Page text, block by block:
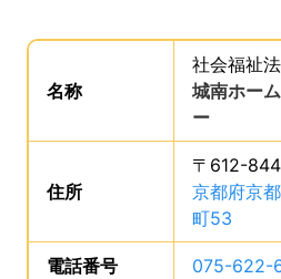
事業所の基礎データを読み上げ
名称は、
社会福祉
城南ホー
ー
住所
〒612-
京都府京
町53
電話番号 075-622-